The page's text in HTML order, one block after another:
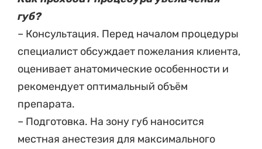
губ?
– Консультация. Перед началом процедуры
специалист обсуждает пожелания клиента,
оценивает анатомические особенности и
рекомендует оптимальный объём
препарата.
– Подготовка. На зону губ наносится
местная анестезия для максимального